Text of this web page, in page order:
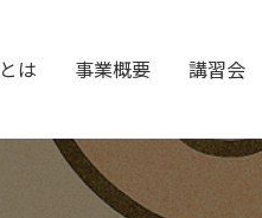
は 事業概要 講習会